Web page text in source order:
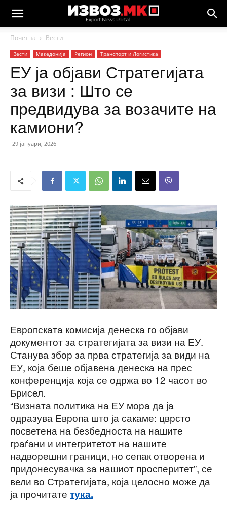
Почетна Вести
Вести Македонија Регион Транспорт и Логистика
ЕУ ја објави Стратегијата
за визи : Што се
предвидува за возачите на
камиони?
29 јануари, 2026
Европската комисија денеска го објави
документот за стратегијата за визи на ЕУ.
Станува збор за прва стратегија за види на
ЕУ, која беше објавена денеска на прес
конференција која се одржа во 12 часот во
Брисел.
“Визната политика на ЕУ мора да ја
одразува Европа што ја сакаме: цврсто
посветена на безбедноста на нашите
граѓани и интегритетот на нашите
надворешни граници, но сепак отворена и
придонесувачка за нашиот просперитет”, се
вели во Стратегијата, која целосно може да
ја прочитате тука.